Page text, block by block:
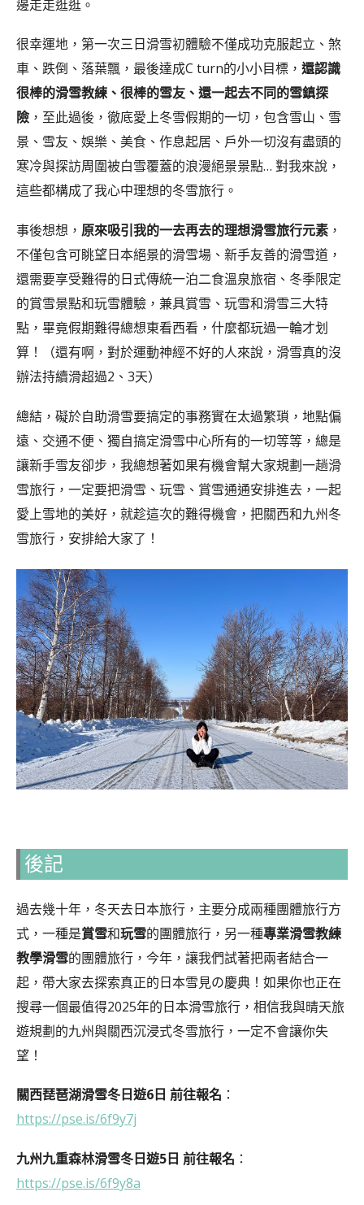
邊走走逛逛。
很幸運地，第一次三日滑雪初體驗不僅成功克服起立、煞
車、跌倒、落葉飄，最後達成C turn的小小目標， 還認識
很棒的滑雪教練、很棒的雪友、還一起去不同的雪鎮探
險 ，至此過後，徹底愛上冬雪假期的一切，包含雪山、雪
景、雪友、娛樂、美食、作息起居、戶外一切沒有盡頭的
寒冷與探訪周圍被白雪覆蓋的浪漫絕景景點… 對我來說，
這些都構成了我心中理想的冬雪旅行。
事後想想， 原來吸引我的一去再去的理想滑雪旅行元素 ，
不僅包含可眺望日本絕景的滑雪場、新手友善的滑雪道，
還需要享受難得的日式傳統一泊二食溫泉旅宿、冬季限定
的賞雪景點和玩雪體驗，兼具賞雪、玩雪和滑雪三大特
點，畢竟假期難得總想東看西看，什麼都玩過一輪才划
算！（還有啊，對於運動神經不好的人來說，滑雪真的沒
辦法持續滑超過2、3天）
總結，礙於自助滑雪要搞定的事務實在太過繁瑣，地點偏
遠、交通不便、獨自搞定滑雪中心所有的一切等等，總是
讓新手雪友卻步，我總想著如果有機會幫大家規劃一趟滑
雪旅行，一定要把滑雪、玩雪、賞雪通通安排進去，一起
愛上雪地的美好，就趁這次的難得機會，把關西和九州冬
雪旅行，安排給大家了！
後記
過去幾十年，冬天去日本旅行，主要分成兩種團體旅行方
式，一種是賞雪和玩雪的團體旅行，另一種專業滑雪教練
教學滑雪的團體旅行，今年，讓我們試著把兩者結合一
起，帶大家去探索真正的日本雪見の慶典！如果你也正在
搜尋一個最值得2025年的日本滑雪旅行，相信我與晴天旅
遊規劃的九州與關西沉浸式冬雪旅行，一定不會讓你失
望！
關西琵琶湖滑雪冬日遊6日 前往報名 ：
https://pse.is/6f9y7j
九州九重森林滑雪冬日遊5日 前往報名 ：
https://pse.is/6f9y8a